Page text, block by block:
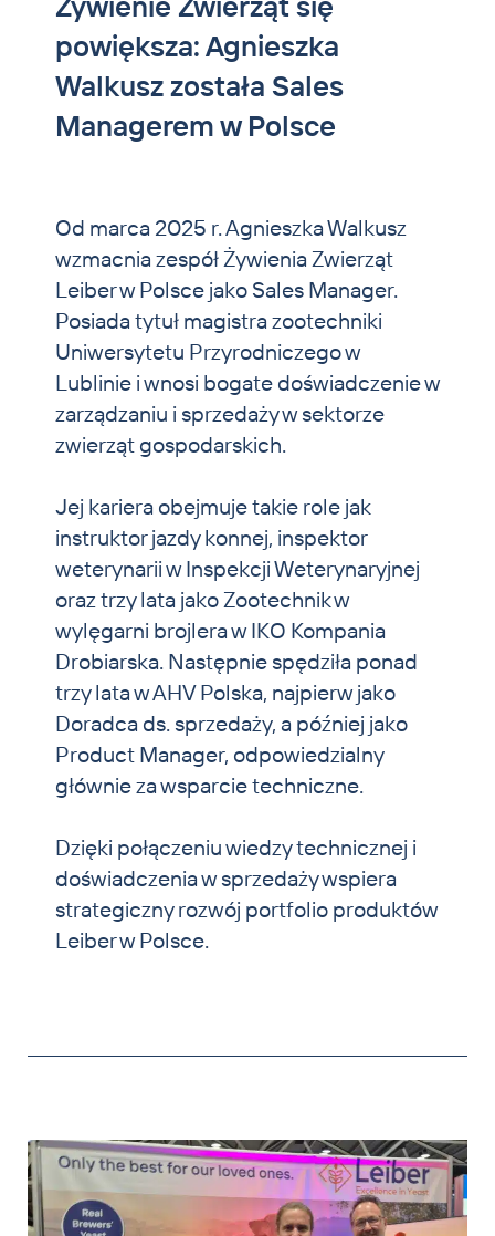
Zwierzęta domowe i koie
Aktualności
Kontakt
powiększa: Agnieszka
Walkusz została Sales
Managerem w Polsce
Od marca 2025 r. Agnieszka Walkusz
wzmacnia zespół Żywienia Zwierząt
Leiber w Polsce jako Sales Manager.
Posiada tytuł magistra zootechniki
Uniwersytetu Przyrodniczego w
Lublinie i wnosi bogate doświadczenie w
zarządzaniu i sprzedaży w sektorze
zwierząt gospodarskich.
Jej kariera obejmuje takie role jak
instruktor jazdy konnej, inspektor
weterynarii w Inspekcji Weterynaryjnej
oraz trzy lata jako Zootechnik w
wylęgarni brojlera w IKO Kompania
Drobiarska. Następnie spędziła ponad
trzy lata w AHV Polska, najpierw jako
Doradca ds. sprzedaży, a później jako
Product Manager, odpowiedzialny
głównie za wsparcie techniczne.
Dzięki połączeniu wiedzy technicznej i
doświadczenia w sprzedaży wspiera
strategiczny rozwój portfolio produktów
Leiber w Polsce.